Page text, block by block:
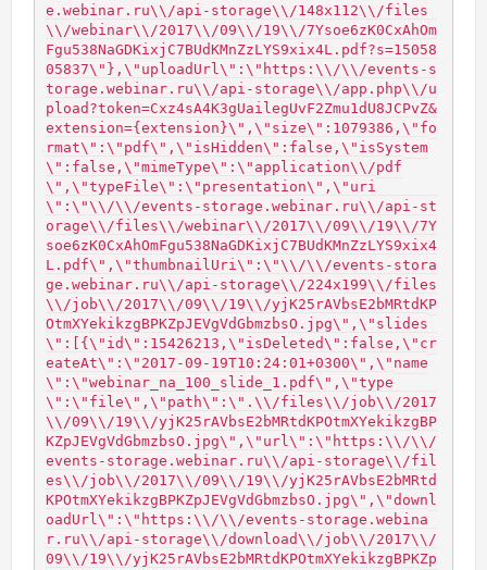
e.webinar.ru\\/api-storage\\/148x112\\/files
\\/webinar\\/2017\\/09\\/19\\/7Ysoe6zK0CxAhOm
Fgu538NaGDKixjC7BUdKMnZzLYS9xix4L.pdf?s=15058
05837\"},\"uploadUrl\":\"https:\\/\\/events-s
torage.webinar.ru\\/api-storage\\/app.php\\/u
pload?token=Cxz4sA4K3gUailegUvF2Zmu1dU8JCPvZ&
extension={extension}\",\"size\":1079386,\"fo
rmat\":\"pdf\",\"isHidden\":false,\"isSystem
\":false,\"mimeType\":\"application\\/pdf
\",\"typeFile\":\"presentation\",\"uri
\":\"\\/\\/events-storage.webinar.ru\\/api-st
orage\\/files\\/webinar\\/2017\\/09\\/19\\/7Y
soe6zK0CxAhOmFgu538NaGDKixjC7BUdKMnZzLYS9xix4
L.pdf\",\"thumbnailUri\":\"\\/\\/events-stora
ge.webinar.ru\\/api-storage\\/224x199\\/files
\\/job\\/2017\\/09\\/19\\/yjK25rAVbsE2bMRtdKP
OtmXYekikzgBPKZpJEVgVdGbmzbsO.jpg\",\"slides
\":[{\"id\":15426213,\"isDeleted\":false,\"cr
eateAt\":\"2017-09-19T10:24:01+0300\",\"name
\":\"webinar_na_100_slide_1.pdf\",\"type
\":\"file\",\"path\":\".\\/files\\/job\\/2017
\\/09\\/19\\/yjK25rAVbsE2bMRtdKPOtmXYekikzgBP
KZpJEVgVdGbmzbsO.jpg\",\"url\":\"https:\\/\\/
events-storage.webinar.ru\\/api-storage\\/fil
es\\/job\\/2017\\/09\\/19\\/yjK25rAVbsE2bMRtd
KPOtmXYekikzgBPKZpJEVgVdGbmzbsO.jpg\",\"downl
oadUrl\":\"https:\\/\\/events-storage.webina
r.ru\\/api-storage\\/download\\/job\\/2017\\/
09\\/19\\/yjK25rAVbsE2bMRtdKPOtmXYekikzgBPKZp